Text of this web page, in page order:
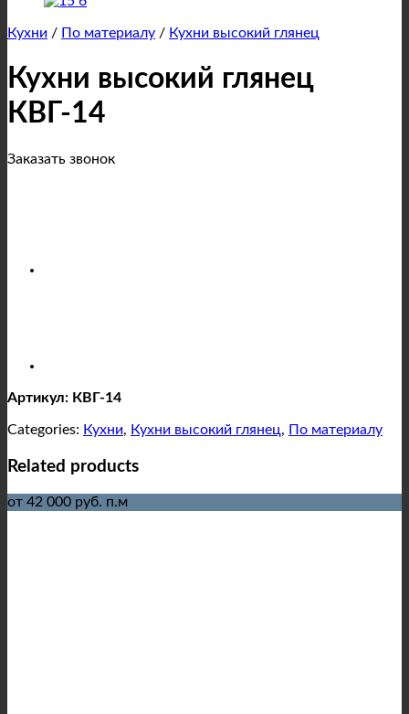
Кухни / По материалу / Кухни высокий глянец
Кухни высокий глянец
КВГ-14
Заказать звонок
Артикул: КВГ-14
Categories: Кухни, Кухни высокий глянец, По материалу
Related products
от 42 000 руб. п.м